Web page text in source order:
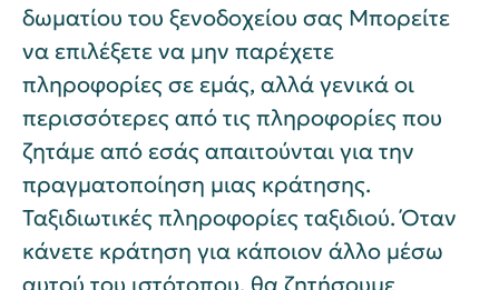
δωματίου του ξενοδοχείου σας Μπορείτε
να επιλέξετε να μην παρέχετε
πληροφορίες σε εμάς, αλλά γενικά οι
περισσότερες από τις πληροφορίες που
ζητάμε από εσάς απαιτούνται για την
πραγματοποίηση μιας κράτησης.
Ταξιδιωτικές πληροφορίες ταξιδιού. Όταν
κάνετε κράτηση για κάποιον άλλο μέσω